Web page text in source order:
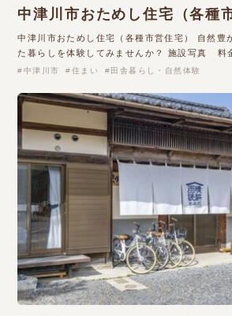
中津川市おためし住宅（各種
中津川市おためし住宅（各種市営住宅） 自然豊
た暮らしを体験してみませんか？ 施設写真 料
中津川市 住まい 田舎暮らし・自然体験